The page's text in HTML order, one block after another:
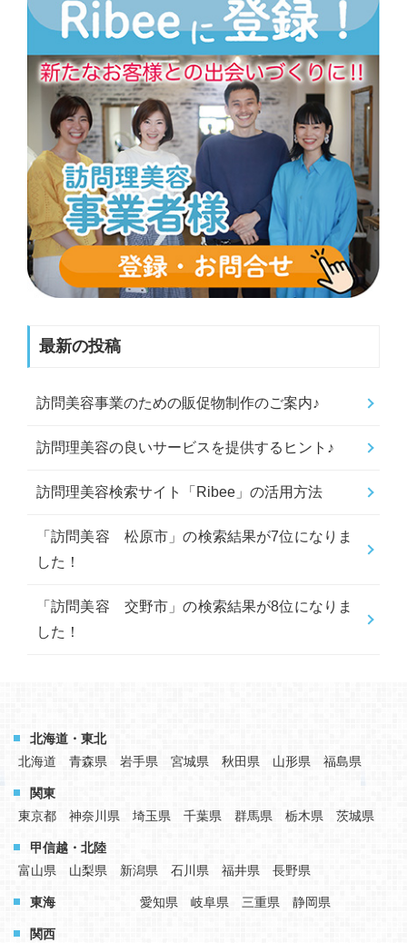
最新の投稿
訪問美容事業のための販促物制作のご案内♪
訪問理美容の良いサービスを提供するヒント♪
訪問理美容検索サイト「Ribee」の活用方法
「訪問美容 松原市」の検索結果が7位になりま
した！
「訪問美容 交野市」の検索結果が8位になりま
した！
北海道・東北
北海道
青森県 岩手県 宮城県 秋田県 山形県 福島県
関東
東京都
神奈川県 埼玉県 千葉県 群馬県 栃木県 茨城県
甲信越・北陸
富山県
山梨県 新潟県 石川県 福井県 長野県
東海 愛知県 岐阜県 三重県 静岡県
関西